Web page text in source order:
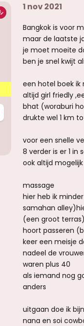
n
n
:
1 nov 2021
Bangkok is voor
maar de laatste
je moet moeite
ben je snel kwijt
een hotel boek ik
altijd girl friedly
bhat (woraburi
drukte wel 1 km
voor een snelle
8 verder is er 1 in
ook altijd
massage
hier heb ik
samahan
(een groot
hoort passeren
keer een meisje
nadeel de
waren plus 40
als iemand nog
anders
uitgaan doe ik
nana en soi